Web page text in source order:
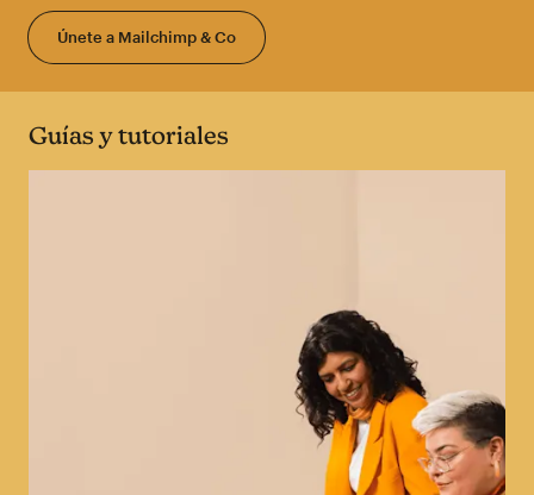
Únete a Mailchimp & Co
Guías y tutoriales